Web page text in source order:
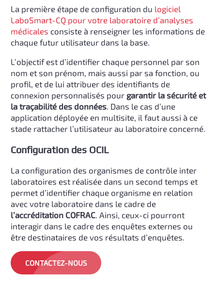
La première étape de configuration du logiciel
LaboSmart-CQ pour votre laboratoire d’analyses
médicales consiste à renseigner les informations de
chaque futur utilisateur dans la base.
L’objectif est d’identifier chaque personnel par son
nom et son prénom, mais aussi par sa fonction, ou
profil, et de lui attribuer des identifiants de
connexion personnalisés pour garantir la sécurité et
la traçabilité des données. Dans le cas d’une
application déployée en multisite, il faut aussi à ce
stade rattacher l’utilisateur au laboratoire concerné.
Configuration des OCIL
La configuration des organismes de contrôle inter
laboratoires est réalisée dans un second temps et
permet d’identifier chaque organisme en relation
avec votre laboratoire dans le cadre de
l’accréditation COFRAC. Ainsi, ceux-ci pourront
interagir dans le cadre des enquêtes externes ou
être destinataires de vos résultats d’enquêtes.
CONTACTEZ-NOUS